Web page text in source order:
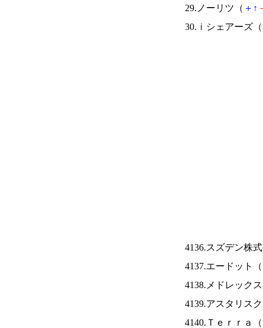
29.ノーリツ（ ＋ ↑
30.ｉシェアーズ（
4136.スズデン株
4137.エードット（
4138.メドレック
4139.アスタリス
4140.Ｔｅｒｒａ（